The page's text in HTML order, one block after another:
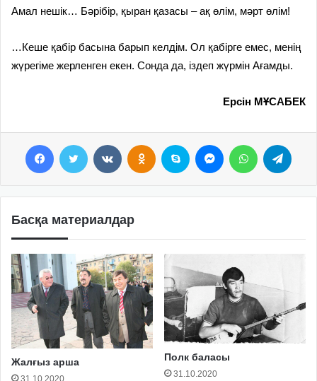
Амал нешік… Бәрібір, қыран қазасы – ақ өлім, мәрт өлім!
…Кеше қабір басына барып келдім. Ол қабірге емес, менің
жүрегіме жерленген екен. Сонда да, іздеп жүрмін Ағамды.
Ерсін МҰСАБЕК
Басқа материалдар
Жалғыз арша
31.10.2020
Полк баласы
31.10.2020